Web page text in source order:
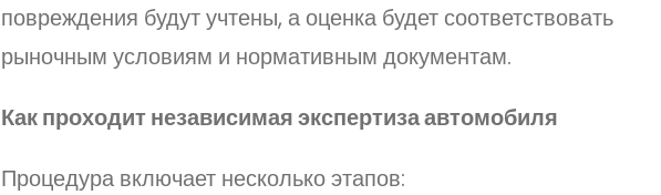
повреждения будут учтены, а оценка будет соответствовать
рыночным условиям и нормативным документам.
Как проходит независимая экспертиза автомобиля
Процедура включает несколько этапов: